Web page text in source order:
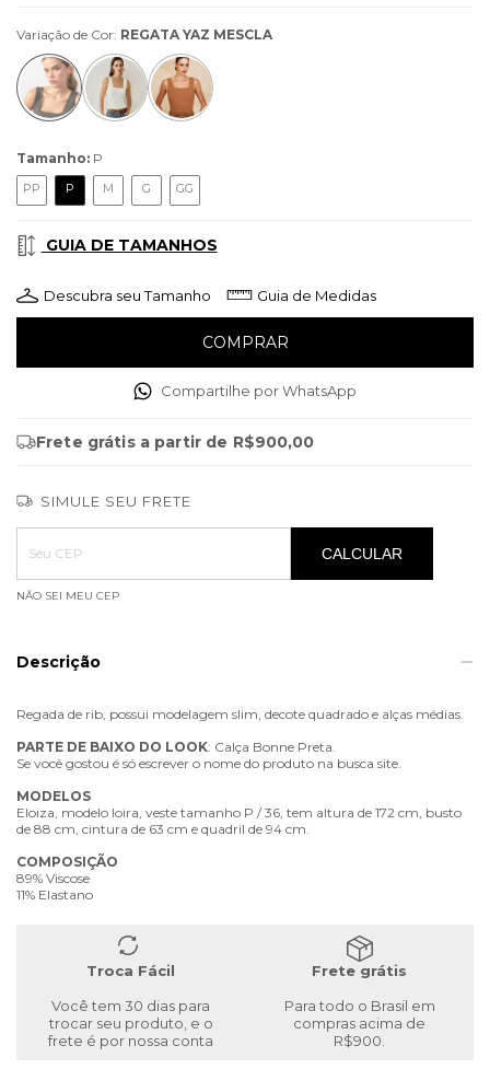
Variação de Cor: REGATA YAZ MESCLA
Tamanho: P
PP P M G GG
GUIA DE TAMANHOS
Descubra seu Tamanho Guia de Medidas
Compartilhe por WhatsApp
Frete grátis a partir de R$900,00
SIMULE SEU FRETE
Entregas para o CEP:
ALTERAR CEP
CALCULAR
NÃO SEI MEU CEP
Descrição
Regada de rib, possui modelagem slim, decote quadrado e alças médias.
PARTE DE BAIXO DO LOOK: Calça Bonne Preta.
Se você gostou é só escrever o nome do produto na busca site.
MODELOS
Eloiza, modelo loira, veste tamanho P / 36, tem altura de 172 cm, busto
de 88 cm, cintura de 63 cm e quadril de 94 cm.
COMPOSIÇÃO
89% Viscose
11% Elastano
Troca Fácil
Você tem 30 dias para
trocar seu produto, e o
frete é por nossa conta
Frete grátis
Para todo o Brasil em
compras acima de
R$900.